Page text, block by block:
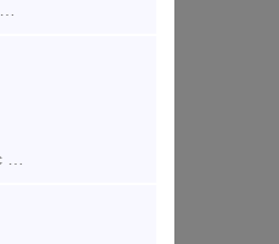
Куплю клемма АРС 04.04.001.01, ЖБР ЦП369.102, 9031634363, 9157770919 Алексей Куплю клемма АРС 04.04.001.01, ЖБР ЦП369.102, 9031634363, 9157770919 Алексей Куплю клемма АРС 04.04.001.01,
Скрепление АРС - 15000компл по 680 рубкомплект на шпалу Клемма арс - 60000шт по 85,5 руб Уголок арс -110000шт по 9,5 руб Подклеммник арс- 80000шт по 14 руб Прокладка ЦП204 арс - 50